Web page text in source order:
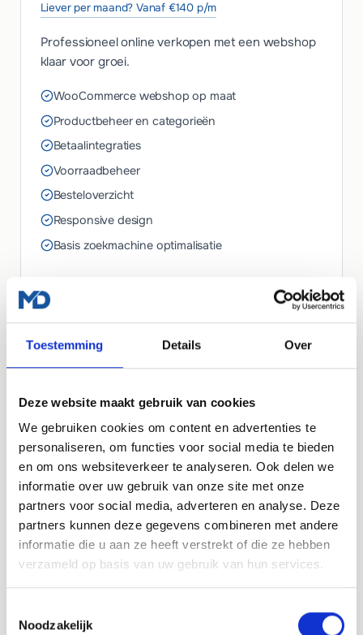
Toestemming Details Over
Deze website maakt gebruik van cookies
We gebruiken cookies om content en advertenties te
personaliseren, om functies voor social media te bieden
en om ons websiteverkeer te analyseren. Ook delen we
informatie over uw gebruik van onze site met onze
partners voor social media, adverteren en analyse. Deze
partners kunnen deze gegevens combineren met andere
informatie die u aan ze heeft verstrekt of die ze hebben
verzameld op basis van uw gebruik van hun services.
Noodzakelijk
Liever per maand? Vanaf €140 p/m
Professioneel online verkopen met een webshop
klaar voor groei.
WooCommerce webshop op maat
Productbeheer en categorieën
Betaalintegraties
Voorraadbeheer
Besteloverzicht
Responsive design
Basis zoekmachine optimalisatie
LOS AF TE NEMEN
Managed WordPress Hosting
Heb je al een website, maar wil je dat die veilig,
snel en up-to-date blijft? Dan kun je ook los
kiezen voor onze managed WordPress hosting.
€35per maand, exclusief btw
Meer over hosting